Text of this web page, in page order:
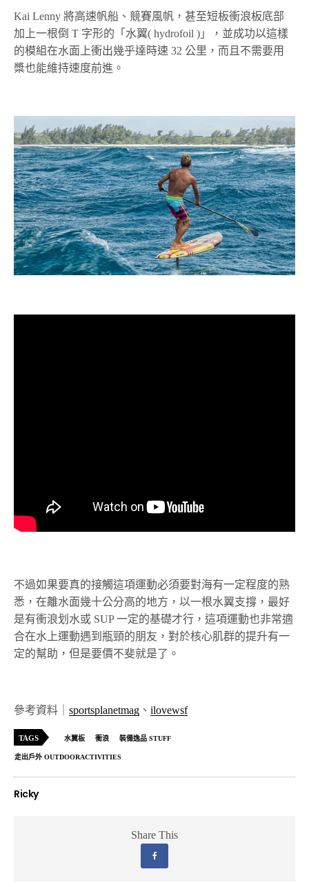
Kai Lenny 將高速帆船、競賽風帆，甚至短板衝浪板底部
加上一根倒 T 字形的「水翼( hydrofoil )」，並成功以這樣
的模組在水面上衝出幾乎達時速 32 公里，而且不需要用
槳也能維持速度前進。
不過如果要真的接觸這項運動必須要對海有一定程度的熟
悉，在離水面幾十公分高的地方，以一根水翼支撐，最好
是有衝浪划水或 SUP 一定的基礎才行，這項運動也非常適
合在水上運動遇到瓶頸的朋友，對於核心肌群的提升有一
定的幫助，但是要價不斐就是了。
參考資料｜ sportsplanetmag 、 ilovewsf
TAGS 水翼板 衝浪 裝備逸品 STUFF
走出戶外 OUTDOORACTIVITIES
Ricky
Share This